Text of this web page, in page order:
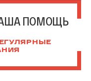
ПОМОЩЬ